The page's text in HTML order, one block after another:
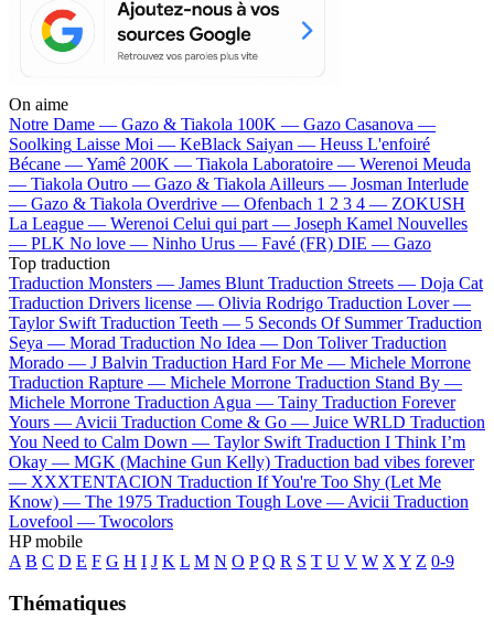
On aime
Notre Dame — Gazo & Tiakola 100K — Gazo Casanova —
Soolking Laisse Moi — KeBlack Saiyan — Heuss L'enfoiré
Bécane —Yamê 200K — Tiakola Laboratoire — Werenoi Meuda
— Tiakola Outro — Gazo & Tiakola Ailleurs — Josman Interlude
— Gazo & Tiakola Overdrive — Ofenbach 1 2 3 4 — ZOKUSH
La League — Werenoi Celui qui part — Joseph Kamel Nouvelles
— PLK No love — Ninho Urus — Favé (FR) DIE — Gazo
Top traduction
Traduction Monsters — James Blunt Traduction Streets — Doja Cat
Traduction Drivers license — Olivia Rodrigo Traduction Lover —
Taylor Swift Traduction Teeth — 5 Seconds Of Summer Traduction
Seya — Morad Traduction No Idea — Don Toliver Traduction
Morado — J Balvin Traduction Hard For Me — Michele Morrone
Traduction Rapture — Michele Morrone Traduction Stand By —
Michele Morrone Traduction Agua — Tainy Traduction Forever
Yours — Avicii Traduction Come & Go — Juice WRLD Traduction
You Need to Calm Down — Taylor Swift Traduction I Think I’m
Okay — MGK (Machine Gun Kelly) Traduction bad vibes forever
— XXXTENTACION Traduction If You're Too Shy (Let Me
Know) — The 1975 Traduction Tough Love — Avicii Traduction
Lovefool — Twocolors
HP mobile
A B C D E F G H I J K L M N O P Q R S T U V W X Y Z 0-9
Thématiques